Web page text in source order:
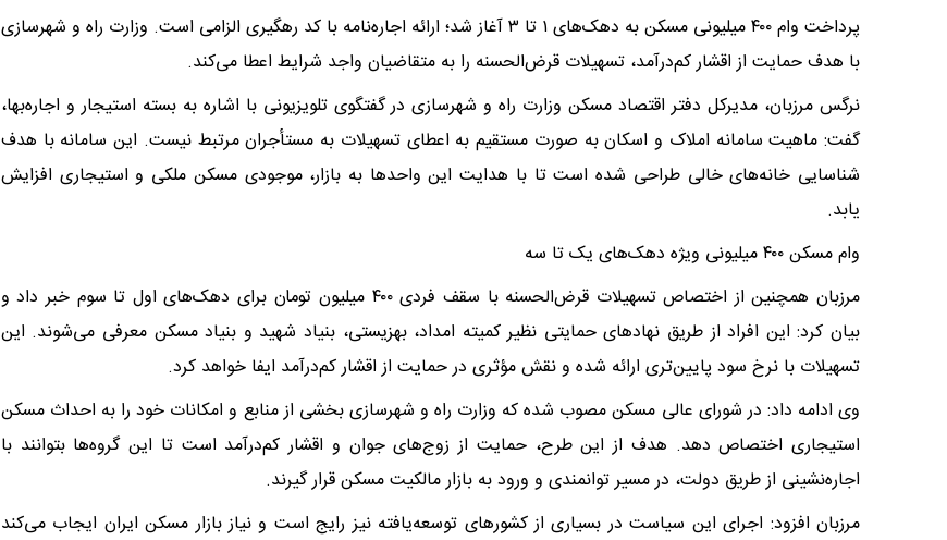
پرداخت وام ۴۰۰ میلیونی مسکن به دهک‌های ۱ تا ۳ آغاز شد؛ ارائه اجاره‌نامه با کد رهگیری الزامی است. وزارت راه و شهرسازی
با هدف حمایت از اقشار کم‌درآمد، تسهیلات قرض‌الحسنه را به متقاضیان واجد شرایط اعطا می‌کند.
نرگس مرزبان، مدیرکل دفتر اقتصاد مسکن وزارت راه و شهرسازی در گفتگوی تلویزیونی با اشاره به بسته استیجار و اجاره‌بها،
گفت: ماهیت سامانه املاک و اسکان به صورت مستقیم به اعطای تسهیلات به مستأجران مرتبط نیست. این سامانه با هدف
شناسایی خانه‌های خالی طراحی شده است تا با هدایت این واحد‌ها به بازار، موجودی مسکن ملکی و استیجاری افزایش
یابد.
وام مسکن ۴۰۰ میلیونی ویژه دهک‌های یک تا سه
مرزبان همچنین از اختصاص تسهیلات قرض‌الحسنه با سقف فردی ۴۰۰ میلیون تومان برای دهک‌های اول تا سوم خبر داد و
بیان کرد: این افراد از طریق نهاد‌های حمایتی نظیر کمیته امداد، بهزیستی، بنیاد شهید و بنیاد مسکن معرفی می‌شوند. این
تسهیلات با نرخ سود پایین‌تری ارائه شده و نقش مؤثری در حمایت از اقشار کم‌درآمد ایفا خواهد کرد.
وی ادامه داد: در شورای عالی مسکن مصوب شده که وزارت راه و شهرسازی بخشی از منابع و امکانات خود را به احداث مسکن
استیجاری اختصاص دهد. هدف از این طرح، حمایت از زوج‌های جوان و اقشار کم‌درآمد است تا این گروه‌ها بتوانند با
اجاره‌نشینی از طریق دولت، در مسیر توانمندی و ورود به بازار مالکیت مسکن قرار گیرند.
مرزبان افزود: اجرای این سیاست در بسیاری از کشور‌های توسعه‌یافته نیز رایج است و نیاز بازار مسکن ایران ایجاب می‌کند